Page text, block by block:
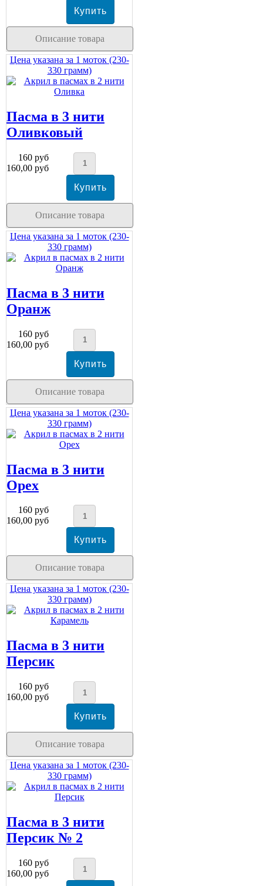
Описание товара
Цена указана за 1 моток (230-
330 грамм)
Пасма в 3 нити
Оливковый
160 руб
160,00 руб
Описание товара
Цена указана за 1 моток (230-
330 грамм)
Пасма в 3 нити
Оранж
160 руб
160,00 руб
Описание товара
Цена указана за 1 моток (230-
330 грамм)
Пасма в 3 нити
Орех
160 руб
160,00 руб
Описание товара
Цена указана за 1 моток (230-
330 грамм)
Пасма в 3 нити
Персик
160 руб
160,00 руб
Описание товара
Цена указана за 1 моток (230-
330 грамм)
Пасма в 3 нити
Персик № 2
160 руб
160,00 руб